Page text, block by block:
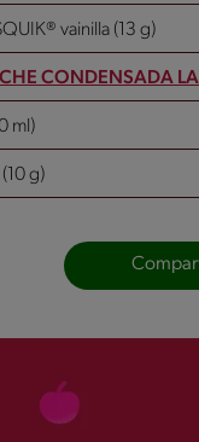
vainilla (13 g)
CONDENSADA
ml)
g)